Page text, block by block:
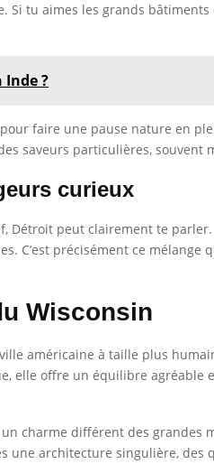
Si tu aimes les grands bâtiments
Inde ?
faire une pause nature en
saveurs particulières, souvent
curieux
peut clairement te
C’est précisément ce
Wisconsin
américaine à taille plus
elle offre un équilibre
charme différent des
une architecture singulière,